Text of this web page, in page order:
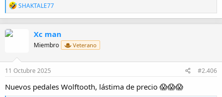
R
e
a
n
e
s
SHAKTALE77
Xc man
Miembro Veterano
11 Octubre 2025 #2.406
Nuevos pedales Wolftooth, lástima de precio 😱😱😱